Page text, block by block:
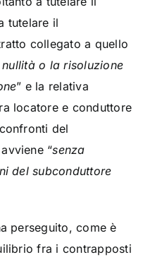
tutelare il
collegato a quello
o la risoluzione
” e la relativa
locatore e conduttore
del
“senza
del subconduttore
perseguito, come è
fra i contrapposti